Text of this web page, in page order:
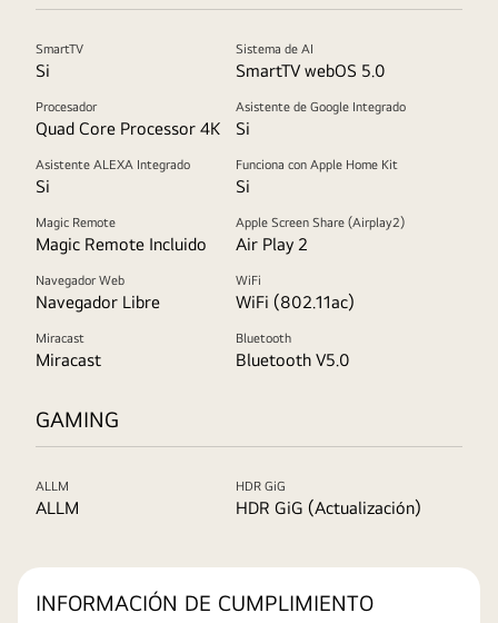
SmartTV
Si
Sistema de AI
SmartTV webOS 5.0
Procesador
Quad Core Processor 4K
Asistente de Google Integrado
Si
Asistente ALEXA Integrado
Si
Funciona con Apple Home Kit
Si
Magic Remote
Magic Remote Incluido
Apple Screen Share (Airplay2)
Air Play 2
Navegador Web
Navegador Libre
WiFi
WiFi (802.11ac)
Miracast
Miracast
Bluetooth
Bluetooth V5.0
GAMING
ALLM
ALLM
HDR GiG
HDR GiG (Actualización)
INFORMACIÓN DE CUMPLIMIENTO